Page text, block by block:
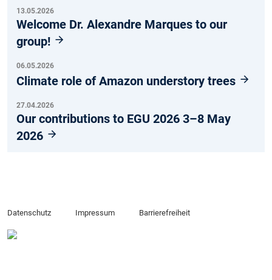
13.05.2026
Welcome Dr. Alexandre Marques to our
group!
06.05.2026
Climate role of Amazon understory trees
27.04.2026
Our contributions to EGU 2026 3–8 May
2026
Datenschutz Impressum Barrierefreiheit